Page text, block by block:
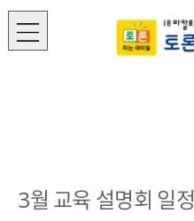
3월 교육 설명회 일정